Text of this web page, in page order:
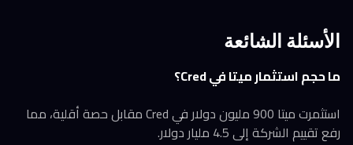
الأسئلة الشائعة
ما حجم استثمار ميتا في Cred؟
استثمرت ميتا 900 مليون دولار في Cred مقابل حصة أقلية، مما
رفع تقييم الشركة إلى 4.5 مليار دولار.